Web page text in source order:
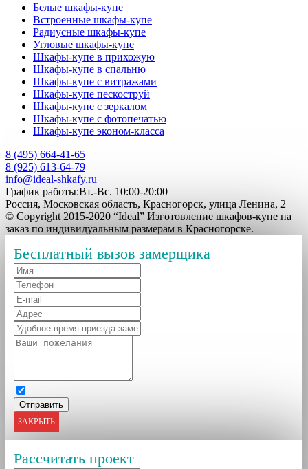
Белые шкафы-купе
Встроенные шкафы-купе
Радиусные шкафы-купе
Угловые шкафы-купе
Шкафы-купе в прихожую
Шкафы-купе в спальню
Шкафы-купе с витражами
Шкафы-купе пескоструй
Шкафы-купе с зеркалом
Шкафы-купе с фотопечатью
Шкафы-купе эконом-класса
8 (495) 664-41-65
8 (925) 613-64-79
info@ideal-shkafy.ru
График работы:Вт.-Вс. 10:00-20:00
Россия, Московская область, Красногорск, улица Ленина, 2
© Copyright 2015-2020 “Ideal” Изготовление шкафов-купе на
заказ по индивидуальным размерам в Красногорске.
Бесплатный вызов замерщика
ЗАКРЫТЬ
Рассчитать проект